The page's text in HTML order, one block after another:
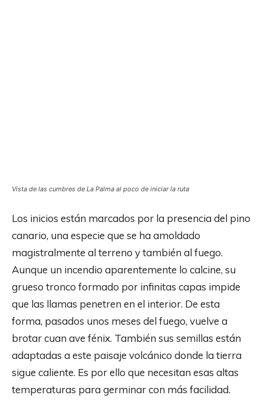
Vista de las cumbres de La Palma al poco de iniciar la ruta
Los inicios están marcados por la presencia del pino
canario, una especie que se ha amoldado
magistralmente al terreno y también al fuego.
Aunque un incendio aparentemente lo calcine, su
grueso tronco formado por infinitas capas impide
que las llamas penetren en el interior. De esta
forma, pasados unos meses del fuego, vuelve a
brotar cuan ave fénix. También sus semillas están
adaptadas a este paisaje volcánico donde la tierra
sigue caliente. Es por ello que necesitan esas altas
temperaturas para germinar con más facilidad.